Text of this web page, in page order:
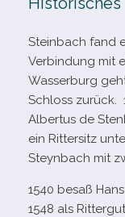
Steinbach fand
Verbindung mit
Wasserburg
Schloss zurück.
Albertus de
ein Rittersitz
Steynbach mit
1540 besaß
1548 als